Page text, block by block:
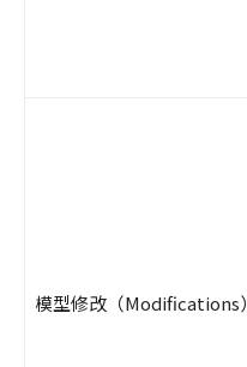
模型修改（Modifications）